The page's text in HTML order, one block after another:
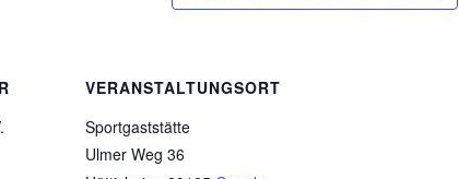
VERANSTALTUNGSORT
Sportgaststätte
Ulmer Weg 36